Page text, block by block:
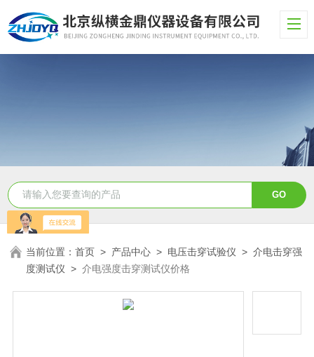
当前位置：首页 > 产品中心 > 电压击穿试验仪 >介电击穿强
度测试仪 >介电强度击穿测试仪价格